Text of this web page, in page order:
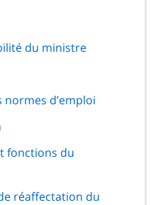
navigation
du ministre
d’emploi
fonctions du
réaffectation du